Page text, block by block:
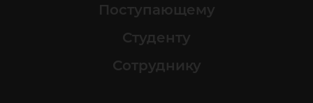
Поступающему
Студенту
Сотруднику